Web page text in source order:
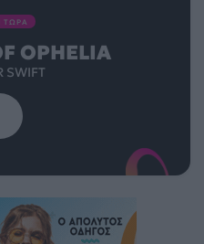
ΤΩΡΑ
OPHELIA
SWIFT